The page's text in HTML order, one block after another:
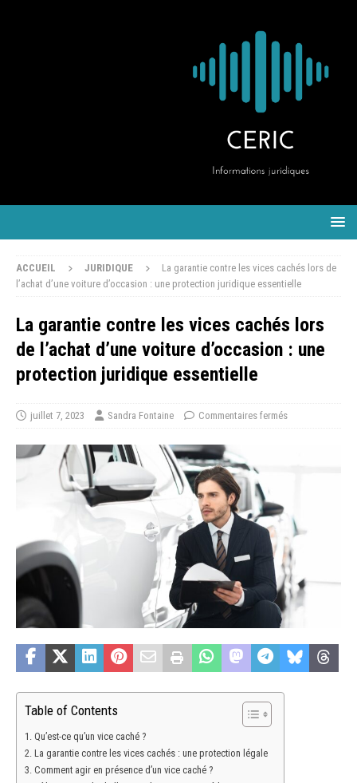
ACCUEIL JURIDIQUE
La garantie contre les vices cachés lors de
l’achat d’une voiture d’occasion : une protection juridique essentielle
La garantie contre les vices cachés lors
de l’achat d’une voiture d’occasion : une
protection juridique essentielle
juillet 7, 2023 Sandra Fontaine Commentaires fermés
Table of Contents
Qu’est-ce qu’un vice caché ?
La garantie contre les vices cachés : une protection légale
Comment agir en présence d’un vice caché ?